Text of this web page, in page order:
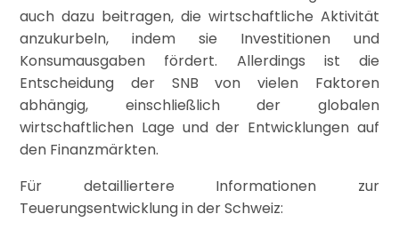
auch dazu beitragen, die wirtschaftliche Aktivität
anzukurbeln, indem sie Investitionen und
Konsumausgaben fördert. Allerdings ist die
Entscheidung der SNB von vielen Faktoren
abhängig, einschließlich der globalen
wirtschaftlichen Lage und der Entwicklungen auf
den Finanzmärkten.
Für detailliertere Informationen zur
Teuerungsentwicklung in der Schweiz: